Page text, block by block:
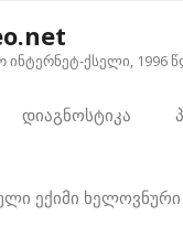
ინტერნეტ-ქსელი, 1996
დიაგნოსტიკა
ექიმი